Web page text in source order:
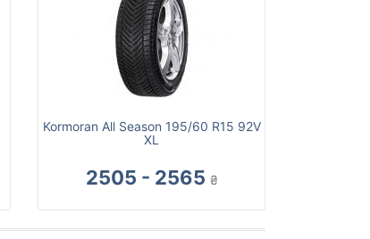
Kormoran All Season 195/60 R15 92V
XL
2505 - 2565 ₴